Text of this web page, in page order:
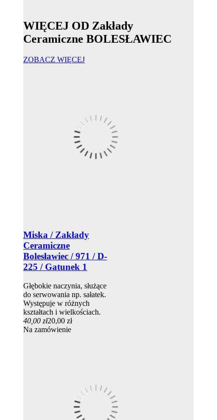
WIĘCEJ OD Zakłady
Ceramiczne BOLESŁAWIEC
ZOBACZ WIĘCEJ
Miska / Zakłady
Ceramiczne
Bolesławiec / 971 / D-
225 / Gatunek 1
Głębokie naczynia, służące
do serwowania np. sałatek.
Występuje w różnych
kształtach i wielkościach.
40,00 zł20,00 zł
Na zamówienie